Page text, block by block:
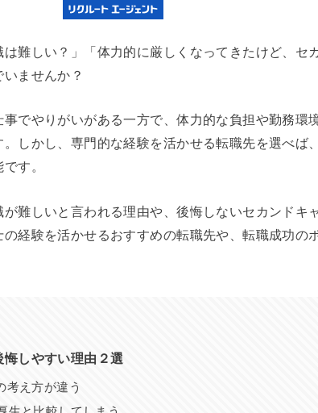
は難しい？」「体力的に厳しくなってきたけど、セ
ませんか？
でやりがいがある一方で、体力的な負担や勤務環
しかし、専門的な経験を活かせる転職先を選べば
す。
難しいと言われる理由や、後悔しないセカンドキ
経験を活かせるおすすめの転職先や、転職成功の
しやすい理由２選
考え方が違う